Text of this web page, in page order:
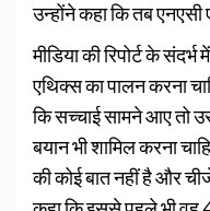
उन्होंने कहा कि तब
मीडिया की रिपोर्ट के संदर्भ
एथिक्स का पालन करना
कि सच्चाई सामने आए तो
बयान भी शामिल करना
की कोई बात नहीं है और